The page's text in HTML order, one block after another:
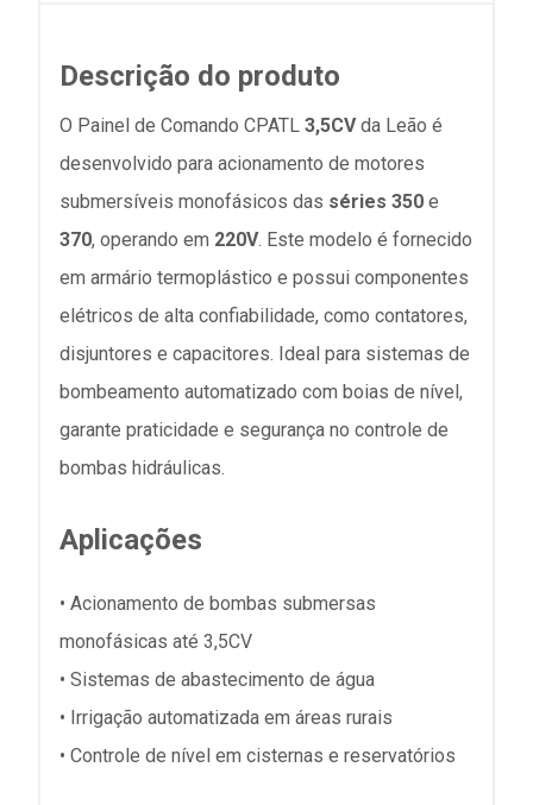
Descrição do produto
O Painel de Comando CPATL 3,5CVda Leão é
desenvolvido para acionamento de motores
submersíveis monofásicos das séries 350 e
370, operando em 220V. Este modelo é fornecido
em armário termoplástico e possui componentes
elétricos de alta confiabilidade, como contatores,
disjuntores e capacitores. Ideal para sistemas de
bombeamento automatizado com boias de nível,
garante praticidade e segurança no controle de
bombas hidráulicas.
Aplicações
• Acionamento de bombas submersas
monofásicas até 3,5CV
• Sistemas de abastecimento de água
• Irrigação automatizada em áreas rurais
• Controle de nível em cisternas e reservatórios